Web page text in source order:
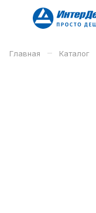
Главная – Каталог